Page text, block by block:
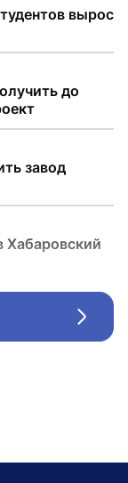
вырос
до
завод
Хабаровский